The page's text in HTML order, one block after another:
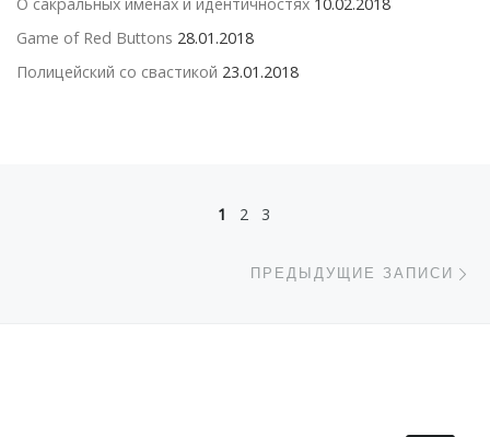
Game of Red Buttons 28.01.2018
Полицейский со свастикой 23.01.2018
Навигация по записям
1 2 3
ПРЕДЫДУЩИЕ ЗАПИСИ